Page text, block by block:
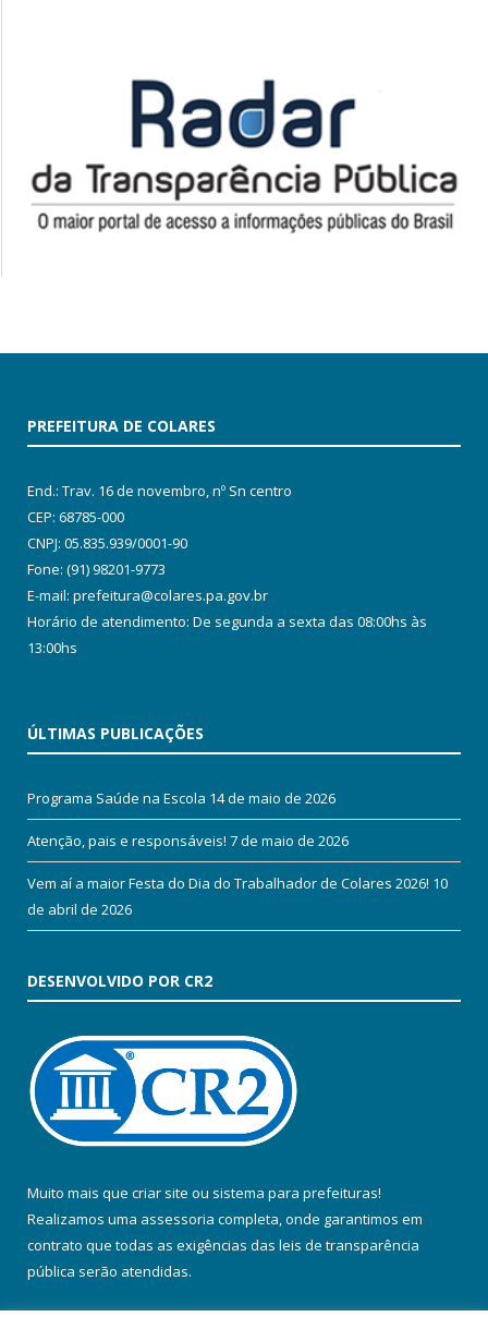
PREFEITURA DE COLARES
End.: Trav. 16 de novembro, nº Sn centro
CEP: 68785-000
CNPJ: 05.835.939/0001-90
Fone: (91) 98201-9773
E-mail: prefeitura@colares.pa.gov.br
Horário de atendimento: De segunda a sexta das 08:00hs às
13:00hs
ÚLTIMAS PUBLICAÇÕES
Programa Saúde na Escola 14 de maio de 2026
Atenção, pais e responsáveis! 7 de maio de 2026
Vem aí a maior Festa do Dia do Trabalhador de Colares 2026! 10
de abril de 2026
DESENVOLVIDO POR CR2
Muito mais que criar site ou sistema para prefeituras!
Realizamos uma assessoria completa, onde garantimos em
contrato que todas as exigências das leis de transparência
pública serão atendidas.